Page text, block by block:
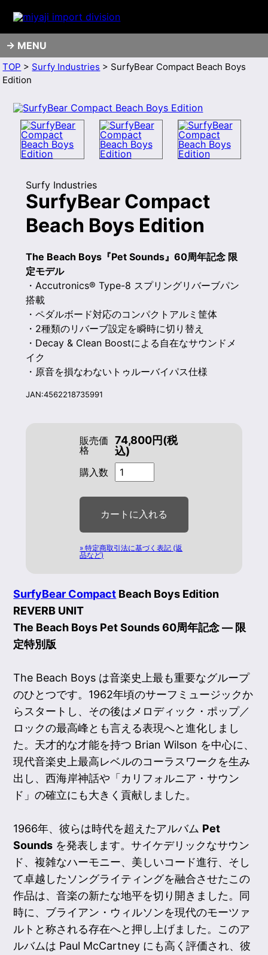
MENU
TOP > Surfy Industries > SurfyBear Compact Beach Boys
Edition
Surfy Industries
SurfyBear Compact
Beach Boys Edition
The Beach Boys『Pet Sounds』60周年記念 限
定モデル
・Accutronics® Type-8 スプリングリバーブパン
搭載
・ペダルボード対応のコンパクトアルミ筐体
・2種類のリバーブ設定を瞬時に切り替え
・Decay & Clean Boostによる自在なサウンドメ
イク
・原音を損なわないトゥルーバイパス仕様
JAN:4562218735991
販売価
格
74,800円(税
込)
購入数
» 特定商取引法に基づく表記 (返
品など)
SurfyBear Compact Beach Boys Edition
REVERB UNIT
The Beach Boys Pet Sounds 60周年記念 — 限
定特別版
The Beach Boys は音楽史上最も重要なグループ
のひとつです。1962年頃のサーフミュージックか
らスタートし、その後はメロディック・ポップ／
ロックの最高峰とも言える表現へと進化しまし
た。天才的な才能を持つ Brian Wilson を中心に、
現代音楽史上最高レベルのコーラスワークを生み
出し、西海岸神話や「カリフォルニア・サウン
ド」の確立にも大きく貢献しました。
1966年、彼らは時代を超えたアルバム Pet
Sounds を発表します。サイケデリックなサウン
ド、複雑なハーモニー、美しいコード進行、そし
て卓越したソングライティングを融合させたこの
作品は、音楽の新たな地平を切り開きました。同
時に、ブライアン・ウィルソンを現代のモーツァ
ルトと称される存在へと押し上げました。このア
ルバムは Paul McCartney にも高く評価され、彼